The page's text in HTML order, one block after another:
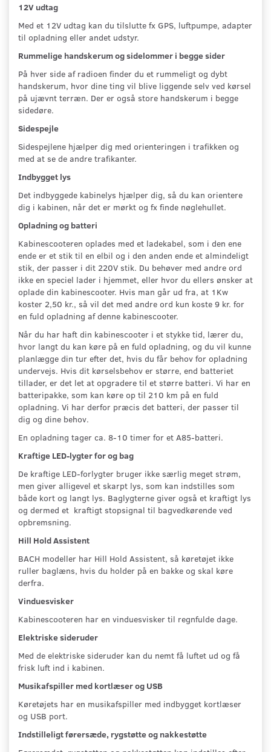
12V udtag
Med et 12V udtag kan du tilslutte fx GPS, luftpumpe, adapter
til opladning eller andet udstyr.
Rummelige handskerum og sidelommer i begge sider
På hver side af radioen finder du et rummeligt og dybt
handskerum, hvor dine ting vil blive liggende selv ved kørsel
på ujævnt terræn. Der er også store handskerum i begge
sidedøre.
Sidespejle
Sidespejlene hjælper dig med orienteringen i trafikken og
med at se de andre trafikanter.
Indbygget lys
Det indbyggede kabinelys hjælper dig, så du kan orientere
dig i kabinen, når det er mørkt og fx finde nøglehullet.
Opladning og batteri
Kabinescooteren oplades med et ladekabel, som i den ene
ende er et stik til en elbil og i den anden ende et almindeligt
stik, der passer i dit 220V stik. Du behøver med andre ord
ikke en speciel lader i hjemmet, eller hvor du ellers ønsker at
oplade din kabinescooter. Hvis man går ud fra, at 1Kw
koster 2,50 kr., så vil det med andre ord kun koste 9 kr. for
en fuld opladning af denne kabinescooter.
Når du har haft din kabinescooter i et stykke tid, lærer du,
hvor langt du kan køre på en fuld opladning, og du vil kunne
planlægge din tur efter det, hvis du får behov for opladning
undervejs. Hvis dit kørselsbehov er større, end batteriet
tillader, er det let at opgradere til et større batteri. Vi har en
batteripakke, som kan køre op til 210 km på en fuld
opladning. Vi har derfor præcis det batteri, der passer til
dig og dine behov.
En opladning tager ca. 8-10 timer for et A85-batteri.
Kraftige LED-lygter for og bag
De kraftige LED-forlygter bruger ikke særlig meget strøm,
men giver alligevel et skarpt lys, som kan indstilles som
både kort og langt lys. Baglygterne giver også et kraftigt lys
og dermed et kraftigt stopsignal til bagvedkørende ved
opbremsning.
Hill Hold Assistent
BACH modeller har Hill Hold Assistent, så køretøjet ikke
ruller baglæns, hvis du holder på en bakke og skal køre
derfra.
Vinduesvisker
Kabinescooteren har en vinduesvisker til regnfulde dage.
Elektriske sideruder
Med de elektriske sideruder kan du nemt få luftet ud og få
frisk luft ind i kabinen.
Musikafspiller med kortlæser og USB
Køretøjets har en musikafspiller med indbygget kortlæser
og USB port.
Indstilleligt førersæde, rygstøtte og nakkestøtte